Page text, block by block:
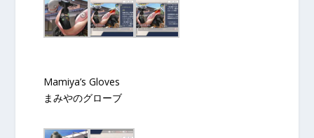
Mamiya’s Gloves
まみやのグローブ